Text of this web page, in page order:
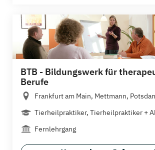
BTB - Bildungswerk für
Berufe
Frankfurt am Main, Mettmann,
Tierheilpraktiker, Tierheilpraktiker +
Fernlehrgang